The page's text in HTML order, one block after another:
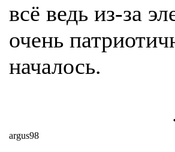
всё ведь из-за
очень
началось.
argus98